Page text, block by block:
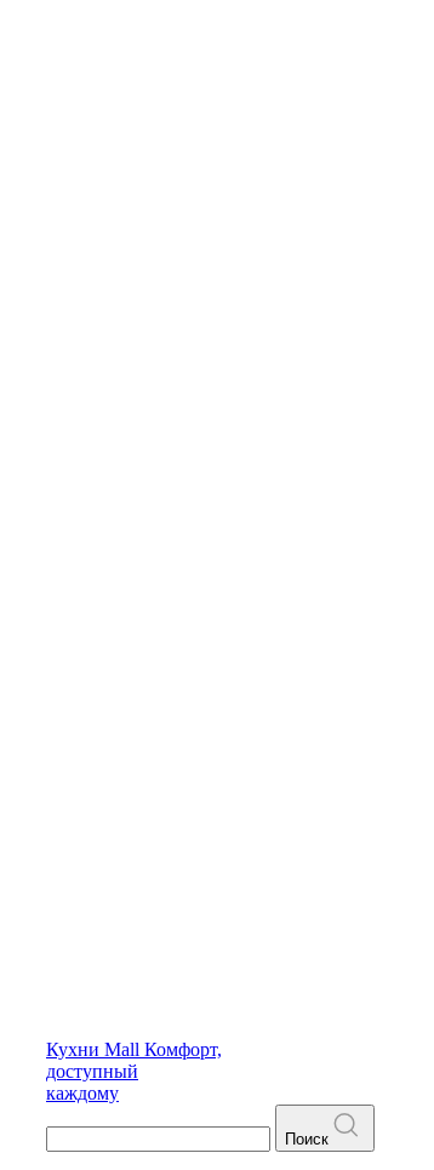
Кухни Mall Комфорт,
доступный
каждому
Поиск